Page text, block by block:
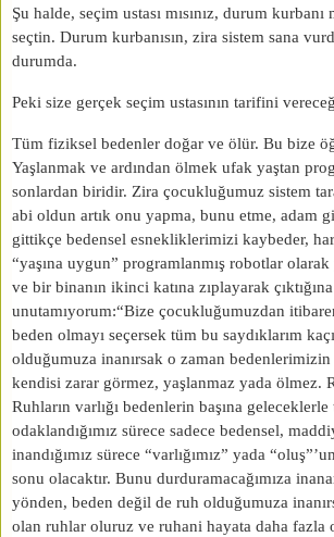
Şu halde, seçim ustası mısınız, durum
seçtin. Durum kurbanısın, zira sistem sana
durumda.
Peki size gerçek seçim ustasının tarifini
Tüm fiziksel bedenler doğar ve ölür. Bu bize
Yaşlanmak ve ardından ölmek ufak yaştan
sonlardan biridir. Zira çocukluğumuz sistem
abi oldun artık onu yapma, bunu etme, adam
gittikçe bedensel esnekliklerimizi kaybeder,
“yaşına uygun” programlanmış robotlar
ve bir binanın ikinci katına zıplayarak
unutamıyorum:“Bize çocukluğumuzdan
beden olmayı seçersek tüm bu saydıklarım
olduğumuza inanırsak o zaman
kendisi zarar görmez, yaşlanmaz yada ölmez.
Ruhların varlığı bedenlerin başına
odaklandığımız sürece sadece bedensel,
inandığımız sürece “varlığımız” yada
sonu olacaktır. Bunu durduramacağımıza
yönden, beden değil de ruh olduğumuza
olan ruhlar oluruz ve ruhani hayata daha fazla